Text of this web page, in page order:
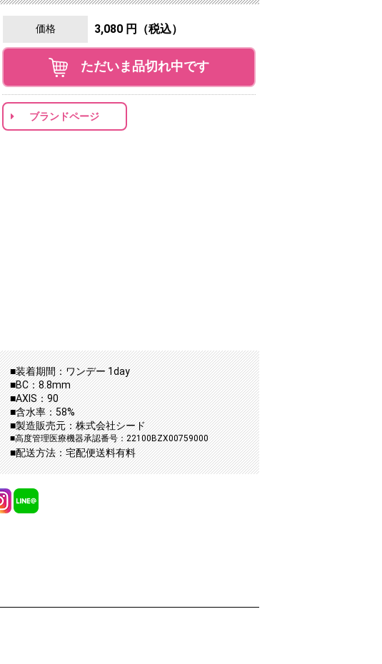
価格 3,080 円（税込）
ただいま品切れ中です
ブランドページ
■装着期間：ワンデー 1day
■BC：8.8mm
■AXIS：90
■含水率：58%
■製造販売元：株式会社シード
■高度管理医療機器承認番号：22100BZX00759000
■配送方法：宅配便送料有料